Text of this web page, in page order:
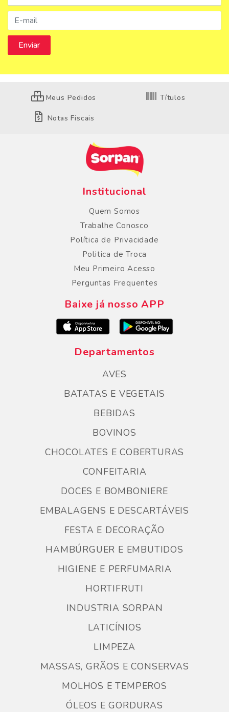
Meus Pedidos Títulos
Notas Fiscais
Institucional
Quem Somos
Trabalhe Conosco
Política de Privacidade
Politica de Troca
Meu Primeiro Acesso
Perguntas Frequentes
Baixe já nosso APP
Departamentos
AVES
BATATAS E VEGETAIS
BEBIDAS
BOVINOS
CHOCOLATES E COBERTURAS
CONFEITARIA
DOCES E BOMBONIERE
EMBALAGENS E DESCARTÁVEIS
FESTA E DECORAÇÃO
HAMBÚRGUER E EMBUTIDOS
HIGIENE E PERFUMARIA
HORTIFRUTI
INDUSTRIA SORPAN
LATICÍNIOS
LIMPEZA
MASSAS, GRÃOS E CONSERVAS
MOLHOS E TEMPEROS
ÓLEOS E GORDURAS